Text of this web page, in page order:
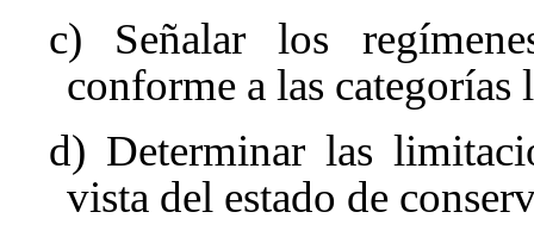
c) Señalar los
conforme a las categorías
d) Determinar las
vista del estado de